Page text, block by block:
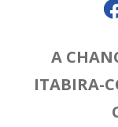
A
ITABIRA-